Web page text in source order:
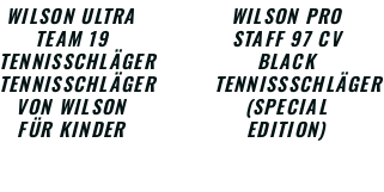
WILSON ULTRA
TEAM 19
TENNISSCHLÄGER
TENNISSCHLÄGER
VON WILSON
FÜR KINDER
WILSON PRO
STAFF 97 CV
BLACK
TENNISSSCHLÄGER
(SPECIAL
EDITION)